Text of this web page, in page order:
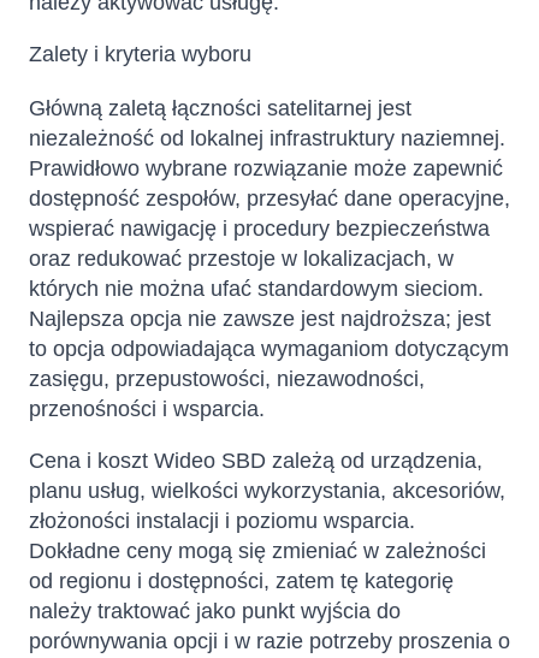
Zalety i kryteria wyboru
Główną zaletą łączności satelitarnej jest
niezależność od lokalnej infrastruktury naziemnej.
Prawidłowo wybrane rozwiązanie może zapewnić
dostępność zespołów, przesyłać dane operacyjne,
wspierać nawigację i procedury bezpieczeństwa
oraz redukować przestoje w lokalizacjach, w
których nie można ufać standardowym sieciom.
Najlepsza opcja nie zawsze jest najdroższa; jest
to opcja odpowiadająca wymaganiom dotyczącym
zasięgu, przepustowości, niezawodności,
przenośności i wsparcia.
Cena i koszt Wideo SBD zależą od urządzenia,
planu usług, wielkości wykorzystania, akcesoriów,
złożoności instalacji i poziomu wsparcia.
Dokładne ceny mogą się zmieniać w zależności
od regionu i dostępności, zatem tę kategorię
należy traktować jako punkt wyjścia do
porównywania opcji i w razie potrzeby proszenia o